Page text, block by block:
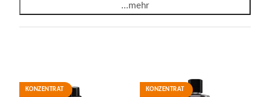
...mehr
KONZENTRAT KONZENTRAT